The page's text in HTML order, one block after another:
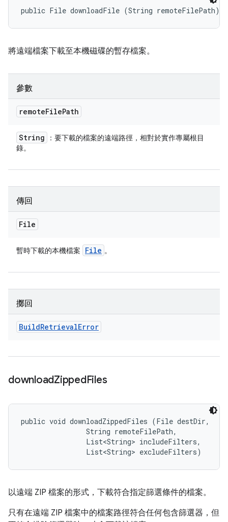
public File downloadFile (String remoteFilePath)
將遠端檔案下載至本機磁碟的暫存檔案。
參數
remoteFilePath
String
：要下載的檔案的遠端路徑，相對於實作專屬根目
錄。
傳回
File
暫時下載的本機檔案 File 。
擲回
BuildRetrievalError
downloadZippedFiles
public void downloadZippedFiles (File destDir,
                String remoteFilePath,
                List<String> includeFilters,
                List<String> excludeFilters)
以遠端 ZIP 檔案的形式，下載符合指定篩選條件的檔案。
只有在遠端 ZIP 檔案中的檔案路徑符合任何包含篩選器，但